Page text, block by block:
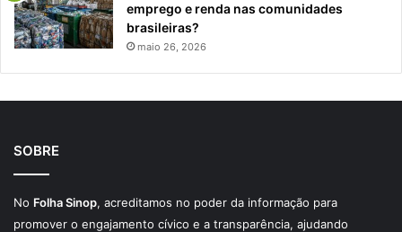
emprego e renda nas comunidades
brasileiras?
maio 26, 2026
SOBRE
No Folha Sinop, acreditamos no poder da informação para
promover o engajamento cívico e a transparência, ajudando